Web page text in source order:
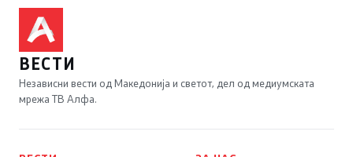
ВЕСТИ
Независни вести од Македонија и светот, дел од медиумската
мрежа ТВ Алфа.